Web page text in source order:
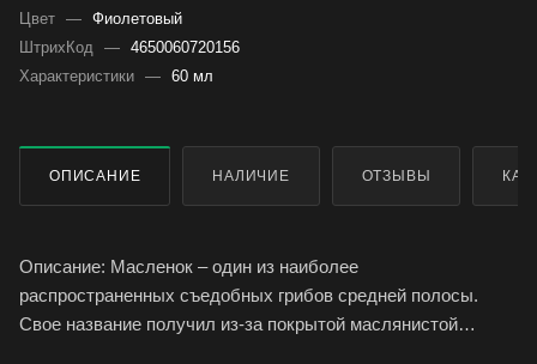
Цвет — Фиолетовый
ШтрихКод — 4650060720156
Характеристики — 60 мл
ОПИСАНИЕ НАЛИЧИЕ ОТЗЫВЫ
Описание: Масленок – один из наиболее
распространенных съедобных грибов средней полосы.
Свое название получил из-за покрытой маслянистой